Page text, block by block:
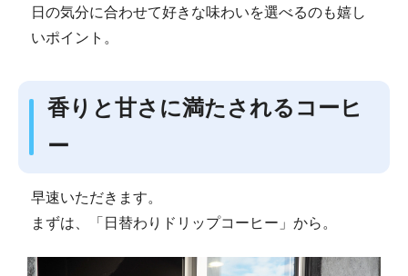
日の気分に合わせて好きな味わいを選べるのも嬉し
いポイント。
香りと甘さに満たされるコーヒ
ー
早速いただきます。
まずは、「日替わりドリップコーヒー」から。